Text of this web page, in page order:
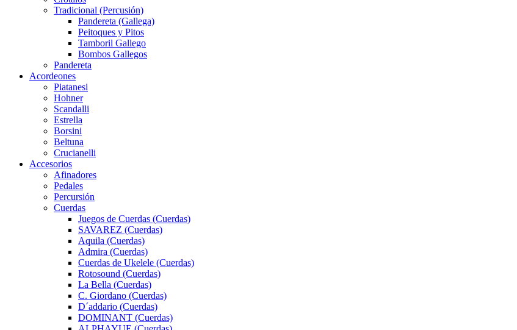
Tradicional (Percusión)
Pandereta (Gallega)
Peitoques y Pitos
Tamboril Gallego
Bombos Gallegos
Pandereta
Acordeones
Piatanesi
Hohner
Scandalli
Estrella
Borsini
Beltuna
Crucianelli
Accesorios
Afinadores
Pedales
Percursión
Cuerdas
Juegos de Cuerdas (Cuerdas)
SAVAREZ (Cuerdas)
Aquila (Cuerdas)
Admira (Cuerdas)
Cuerdas de Ukelele (Cuerdas)
Rotosound (Cuerdas)
La Bella (Cuerdas)
C. Giordano (Cuerdas)
D´addario (Cuerdas)
DOMINANT (Cuerdas)